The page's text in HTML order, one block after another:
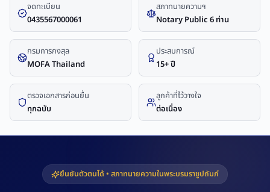
จดทะเบียน
0435567000061
สภาทนายความฯ
Notary Public 6 ท่าน
กรมการกงสุล
MOFA Thailand
ประสบการณ์
15+ ปี
ตรวจเอกสารก่อนยื่น
ทุกฉบับ
ลูกค้าที่ไว้วางใจ
ต่อเนื่อง
ยืนยันตัวตนได้ • สภาทนายความในพระบรมราชูปถัมภ์